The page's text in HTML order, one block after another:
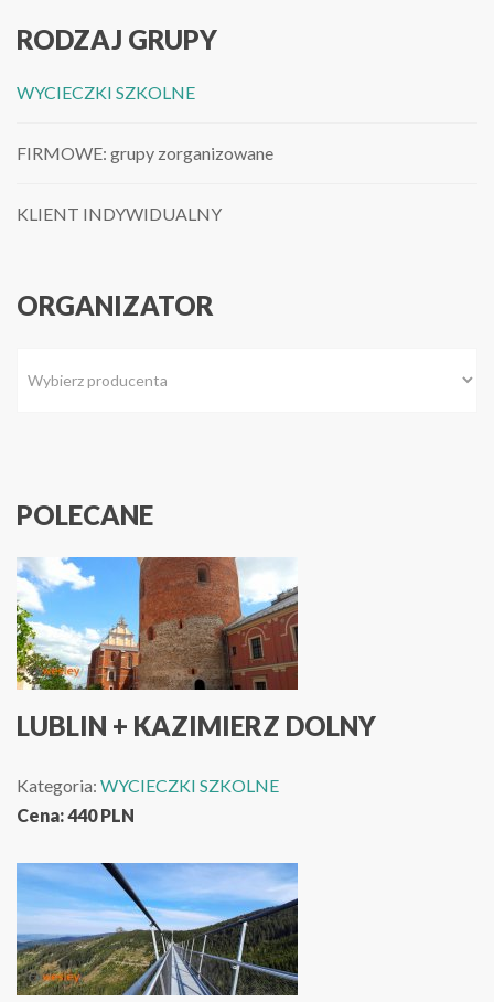
RODZAJ GRUPY
WYCIECZKI SZKOLNE
FIRMOWE: grupy zorganizowane
KLIENT INDYWIDUALNY
ORGANIZATOR
POLECANE
LUBLIN + KAZIMIERZ DOLNY
Kategoria: WYCIECZKI SZKOLNE
Cena:440 PLN